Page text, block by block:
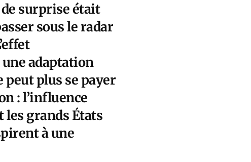
de surprise était
sous le radar
adaptation
peut plus se payer
: l’influence
les grands États
à une